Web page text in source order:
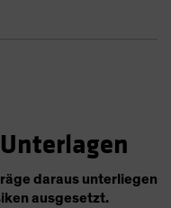
daraus unterliegen
ausgesetzt.